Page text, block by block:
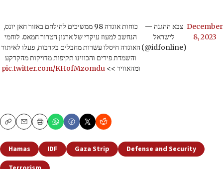
כוחות אוגדה 98 ממשיכים להילחם באזור חאן יונס,
הנחשב למעוז עיקרי של ארגון הטרור חמאס. לוחמי
האוגדה חיסלו עשרות מחבלים בקרבות, פעלו לאיתור
והשמדת פירים והכווינו תקיפות מדויקות מהקרקע
ומהאוויר >>pic.twitter.com/KHofMzomdu
— צבא ההגנה
לישראל
(@idfonline)
December
8, 2023
CopyEmailPrint
Hamas IDF Gaza Strip
Defense and Security